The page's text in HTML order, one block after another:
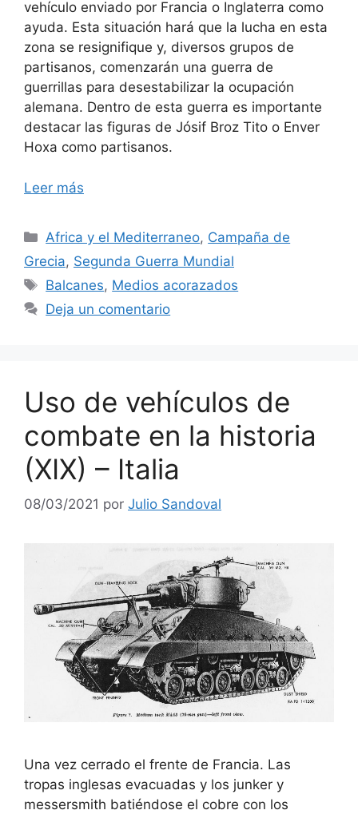
vehículo enviado por Francia o Inglaterra como
ayuda. Esta situación hará que la lucha en esta
zona se resignifique y, diversos grupos de
partisanos, comenzarán una guerra de
guerrillas para desestabilizar la ocupación
alemana. Dentro de esta guerra es importante
destacar las figuras de Jósif Broz Tito o Enver
Hoxa como partisanos.
Leer más
Categorías
Africa y el Mediterraneo, Campaña de
Grecia, Segunda Guerra Mundial
Etiquetas
Balcanes, Medios acorazados
Deja un comentario
Uso de vehículos de
combate en la historia
(XIX) – Italia
08/03/2021 por Julio Sandoval
Una vez cerrado el frente de Francia. Las
tropas inglesas evacuadas y los junker y
messersmith batiéndose el cobre con los